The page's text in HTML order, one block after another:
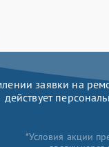
заявки на
действует
*Условия акции